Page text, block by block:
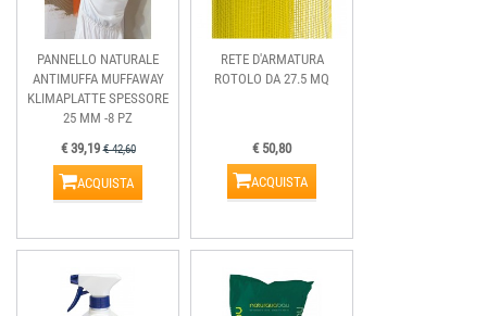
PANNELLO NATURALE
ANTIMUFFA MUFFAWAY
KLIMAPLATTE SPESSORE
25 MM -8 PZ
€ 39,19€ 42,60
ACQUISTA
RETE D'ARMATURA
ROTOLO DA 27.5 MQ
€ 50,80
ACQUISTA